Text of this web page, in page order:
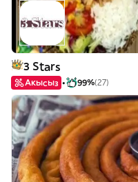
3 Stars
Акысыз 99%(27)